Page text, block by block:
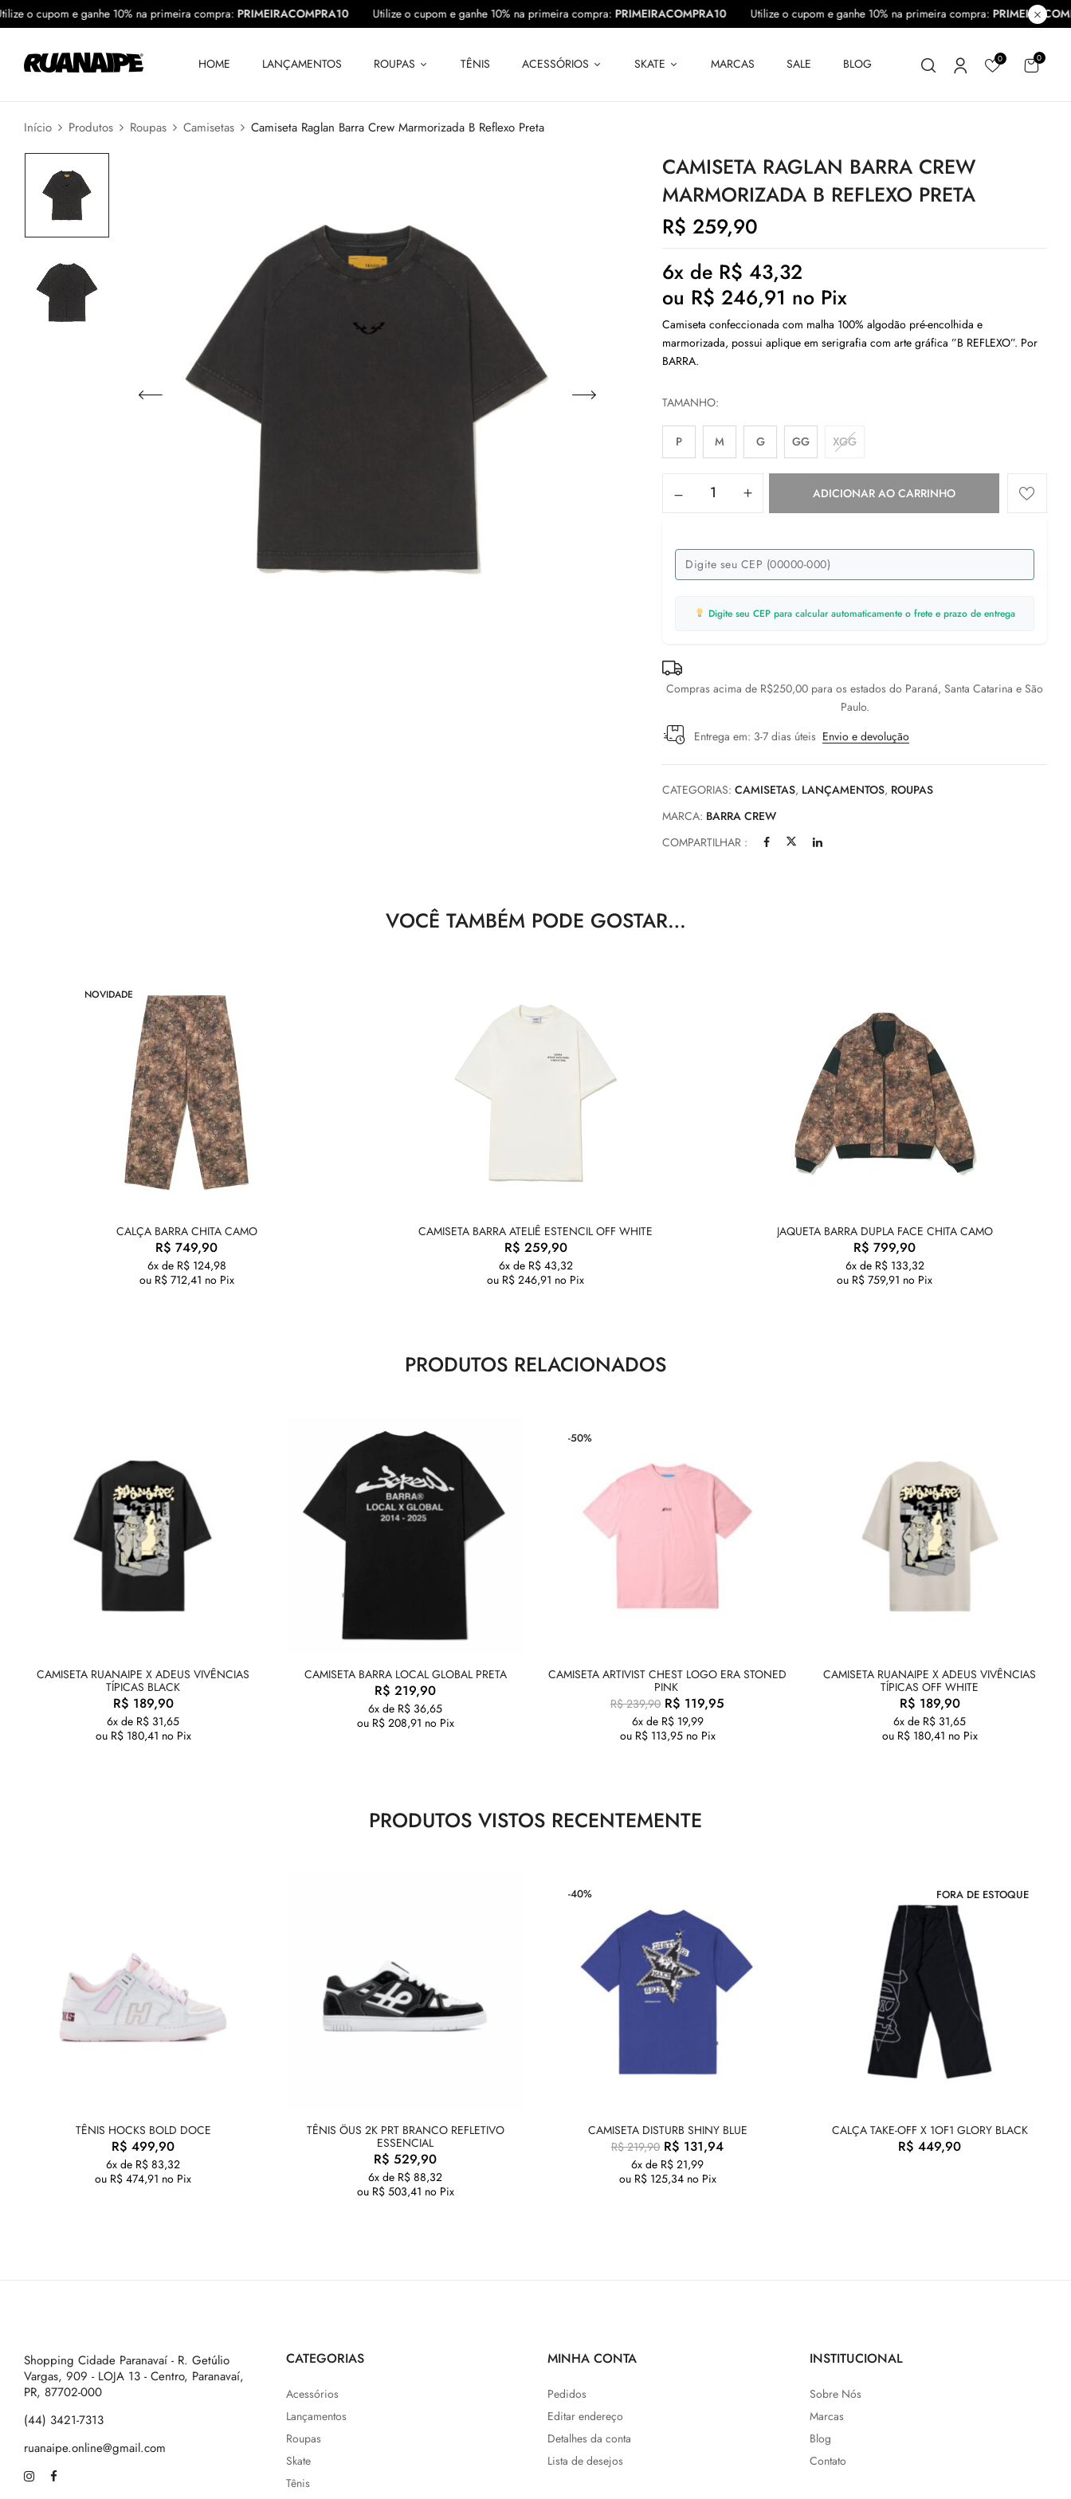
Utilize o cupom e ganhe 10% na primeira compra:PRIMEIRACOMPRA10 Utilize o cupom e ganhe 10% na primeira compra:PRIMEIRACOMPRA10 Utilize o cupom e ganhe 10% na primeira compra:
HOME LANÇAMENTOS ROUPAS TÊNIS ACESSÓRIOS SKATE MARCAS SALE BLOG 0 0
Início Produtos Roupas Camisetas Camiseta Raglan Barra Crew Marmorizada B Reflexo Preta
CAMISETA RAGLAN BARRA CREW
MARMORIZADA B REFLEXO PRETA
R$ 259,90
6x de R$ 43,32
ou R$ 246,91 no Pix
Camiseta confeccionada com malha 100% algodão pré-encolhida e
marmorizada, possui aplique em serigrafia com arte gráfica ”B REFLEXO”. Por
BARRA.
TAMANHO
P M G GG XGG
ADICIONAR AO CARRINHO
Digite seu CEP para calcular automaticamente o frete e prazo de entrega
Compras acima de R$250,00 para os estados do Paraná, Santa Catarina e São
Paulo.
Entrega em: 3-7 dias úteis Envio e devolução
CATEGORIAS:CAMISETAS, LANÇAMENTOS, ROUPAS
MARCA: BARRA CREW
COMPARTILHAR :
VOCÊ TAMBÉM PODE GOSTAR…
NOVIDADE
CALÇA BARRA CHITA CAMO
R$ 749,90
6x de R$124,98
ou R$712,41 no Pix
CAMISETA BARRA ATELIÊ ESTENCIL OFF WHITE
R$ 259,90
6x de R$43,32
ou R$ 246,91 no Pix
JAQUETA BARRA DUPLA FACE CHITA CAMO
R$ 799,90
6x de R$133,32
ou R$ 759,91 no Pix
PRODUTOS RELACIONADOS
CAMISETA RUANAIPE X ADEUS VIVÊNCIAS
TÍPICAS BLACK
R$ 189,90
6x de R$ 31,65
ou R$180,41 no Pix
CAMISETA BARRA LOCAL GLOBAL PRETA
R$ 219,90
6x de R$ 36,65
ou R$208,91 no Pix
-50%
CAMISETA ARTIVIST CHEST LOGO ERA STONED
PINK
R$239,90 R$ 119,95
6x de R$19,99
ou R$113,95 no Pix
CAMISETA RUANAIPE X ADEUS VIVÊNCIAS
TÍPICAS OFF WHITE
R$ 189,90
6x de R$ 31,65
ou R$180,41 no Pix
PRODUTOS VISTOS RECENTEMENTE
TÊNIS HOCKS BOLD DOCE
R$ 499,90
6x de R$ 83,32
ou R$ 474,91 no Pix
TÊNIS ÖUS 2K PRT BRANCO REFLETIVO
ESSENCIAL
R$ 529,90
6x de R$ 88,32
ou R$503,41 no Pix
-40%
CAMISETA DISTURB SHINY BLUE
R$219,90 R$ 131,94
6x de R$ 21,99
ou R$125,34 no Pix
FORA DE ESTOQUE
CALÇA TAKE-OFF X 1OF1 GLORY BLACK
R$ 449,90
Shopping Cidade Paranavaí - R. Getúlio
Vargas, 909 - LOJA 13 - Centro, Paranavaí,
PR, 87702-000
(44) 3421-7313
ruanaipe.online@gmail.com
CATEGORIAS
Acessórios
Lançamentos
Roupas
Skate
Tênis
MINHA CONTA
Pedidos
Editar endereço
Detalhes da conta
Lista de desejos
INSTITUCIONAL
Sobre Nós
Marcas
Blog
Contato